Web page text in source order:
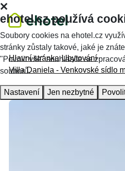
Hlavní stránka Ubytování
Villa Daniela - Venkovské sídlo
ehotel.cz používá
Soubory cookies na ehotel.cz
stránky zůstaly takové, jaké je
"Povolit vše" souhlasíte se
souborů.
Nastavení Jen nezbytné